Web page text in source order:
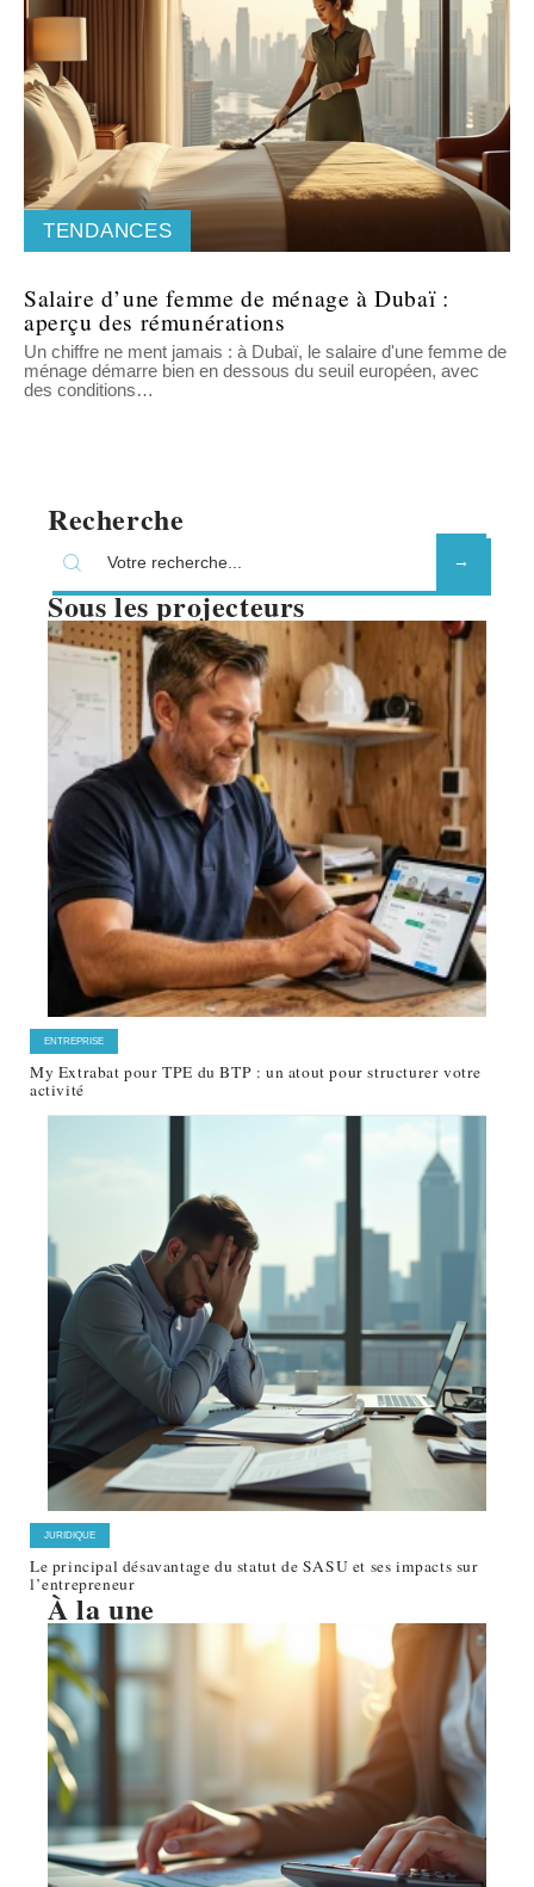
TENDANCES
Salaire d’une femme de ménage à Dubaï :
aperçu des rémunérations
Un chiffre ne ment jamais : à Dubaï, le salaire d'une femme de
ménage démarre bien en dessous du seuil européen, avec
des conditions…
Recherche
Sous les projecteurs
ENTREPRISE
My Extrabat pour TPE du BTP : un atout pour structurer votre
activité
JURIDIQUE
Le principal désavantage du statut de SASU et ses impacts sur
l’entrepreneur
À la une